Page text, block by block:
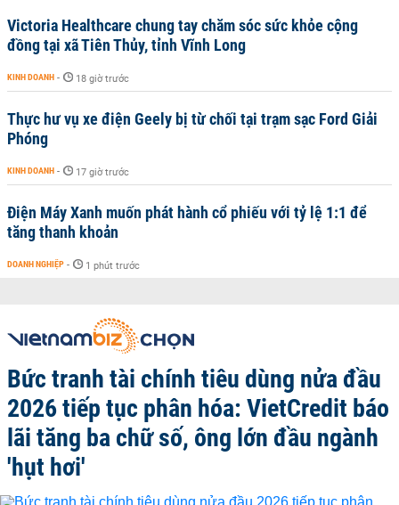
Victoria Healthcare chung tay chăm sóc sức khỏe cộng
đồng tại xã Tiên Thủy, tỉnh Vĩnh Long
KINH DOANH - 18 giờ trước
Thực hư vụ xe điện Geely bị từ chối tại trạm sạc Ford Giải
Phóng
KINH DOANH - 17 giờ trước
Điện Máy Xanh muốn phát hành cổ phiếu với tỷ lệ 1:1 để
tăng thanh khoản
DOANH NGHIỆP - 1 phút trước
Bức tranh tài chính tiêu dùng nửa đầu
2026 tiếp tục phân hóa: VietCredit báo
lãi tăng ba chữ số, ông lớn đầu ngành
'hụt hơi'